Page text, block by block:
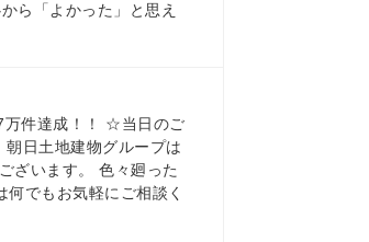
ら「よかった」と思え
万件達成！！ ☆当日のご
日土地建物グループは
ざいます。 色々廻った
でもお気軽にご相談く